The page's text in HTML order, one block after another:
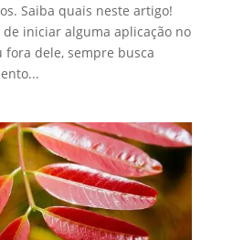
Saiba quais neste artigo!
iniciar alguma aplicação no
dele, sempre busca